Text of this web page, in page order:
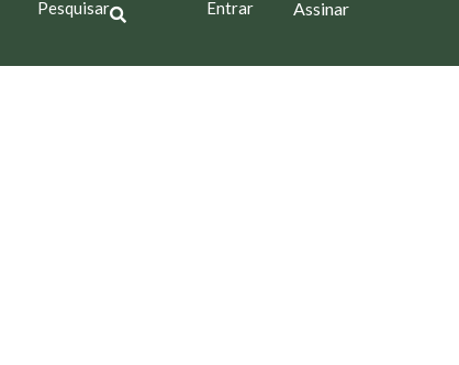
Pesquisar Entrar Assinar